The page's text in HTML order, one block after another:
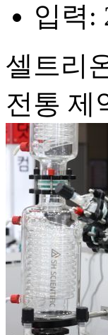
입력:
셀트리
전통 제